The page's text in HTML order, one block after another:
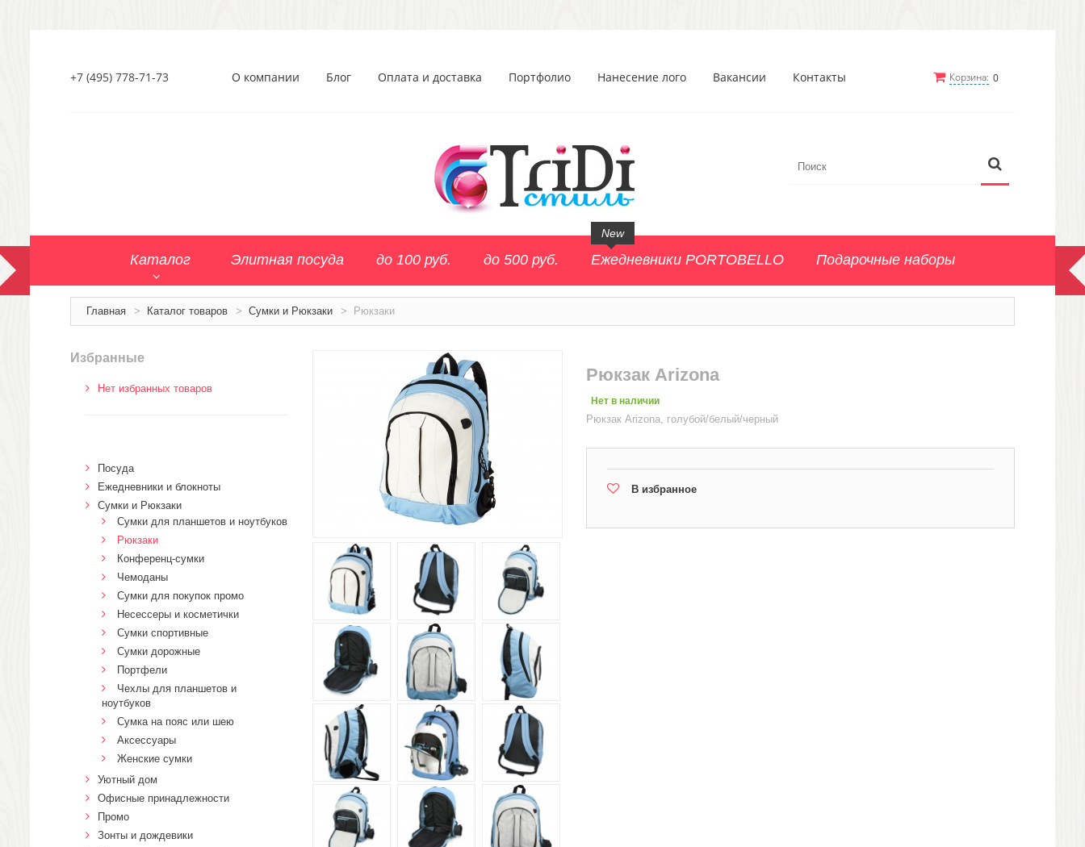
Корзина: 0
+7 (495) 778-71-73 О компании Блог Оплата и доставка Портфолио Нанесение лого Вакансии Контакты
Каталог Элитная посуда до 100 руб. до 500 руб. Ежедневники PORTOBELLO
New
Подарочные наборы
Главная > Каталог товаров > Сумки и Рюкзаки > Рюкзаки
Рюкзак Arizona
Нет в наличии
Рюкзак Arizona, голубой/белый/черный
В избранное
Избранные
Нет избранных товаров
Посуда
Ежедневники и блокноты
Сумки и Рюкзаки
Сумки для планшетов и ноутбуков
Рюкзаки
Конференц-сумки
Чемоданы
Сумки для покупок промо
Несессеры и косметички
Сумки спортивные
Сумки дорожные
Портфели
Чехлы для планшетов и
ноутбуков
Сумка на пояс или шею
Аксессуары
Женские сумки
Уютный дом
Офисные принадлежности
Промо
Зонты и дождевики